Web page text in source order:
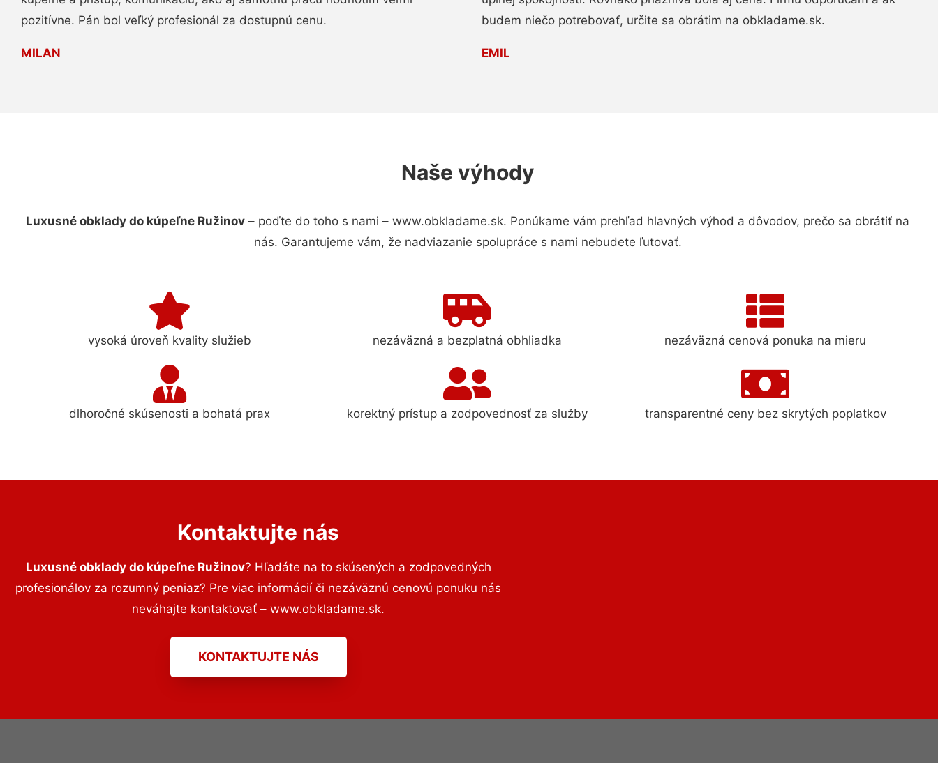
pozitívne. Pán bol veľký profesionál za dostupnú cenu.
MILAN
budem niečo potrebovať, určite sa obrátim na obkladame.sk.
EMIL
Naše výhody
Luxusné obklady do kúpeľne Ružinov – poďte do toho s nami – www.obkladame.sk. Ponúkame vám prehľad hlavných výhod a dôvodov, prečo sa obrátiť na
nás. Garantujeme vám, že nadviazanie spolupráce s nami nebudete ľutovať.
vysoká úroveň kvality služieb nezáväzná a bezplatná obhliadka nezáväzná cenová ponuka na mieru
dlhoročné skúsenosti a bohatá prax korektný prístup a zodpovednosť za služby transparentné ceny bez skrytých poplatkov
Kontaktujte nás
Luxusné obklady do kúpeľne Ružinov? Hľadáte na to skúsených a zodpovedných
profesionálov za rozumný peniaz? Pre viac informácií či nezáväznú cenovú ponuku nás
neváhajte kontaktovať – www.obkladame.sk.
KONTAKTUJTE NÁS